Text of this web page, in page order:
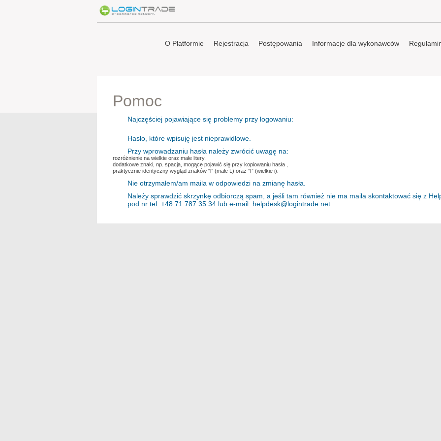
O Platformie Rejestracja Postępowania Informacje dla wykonawców
Pomoc
Najczęściej pojawiające się problemy przy logowaniu:
Hasło, które wpisuję jest nieprawidłowe.
Przy wprowadzaniu hasła należy zwrócić uwagę na:
rozróżnienie na wielkie oraz małe litery,
dodatkowe znaki, np. spacja, mogące pojawić się przy kopiowaniu hasła ,
praktycznie identyczny wygląd znaków “l” (małe L) oraz “I” (wielkie i).
Nie otrzymałem/am maila w odpowiedzi na zmianę hasła.
Należy sprawdzić skrzynkę odbiorczą spam, a jeśli tam również nie ma maila skontaktować się z
pod nr tel. +48 71 787 35 34 lub e-mail: helpdesk@logintrade.net